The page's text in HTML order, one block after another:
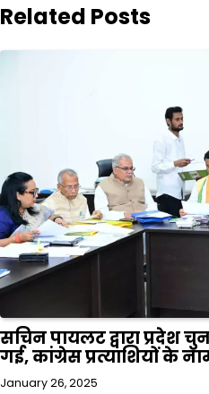
Related Posts
सचिन पायलट द्वारा प्रदेश
गई, कांग्रेस प्रत्याशियों के
January 26, 2025